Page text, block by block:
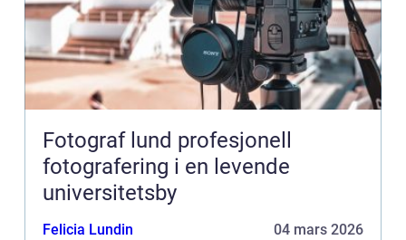
Fotograf lund profesjonell
fotografering i en levende
universitetsby
Felicia Lundin 04 mars 2026